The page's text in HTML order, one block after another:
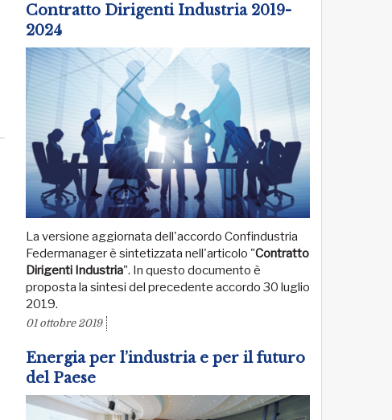
Contratto Dirigenti Industria 2019-
2024
La versione aggiornata dell'accordo Confindustria
Federmanager è sintetizzata nell'articolo "Contratto
Dirigenti Industria". In questo documento è
proposta la sintesi del precedente accordo 30 luglio
2019.
01 ottobre 2019
Energia per l’industria e per il futuro
del Paese